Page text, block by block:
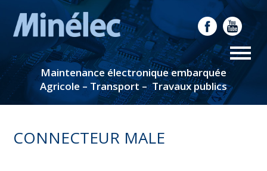
Maintenance électronique embarquée
Agricole – Transport – Travaux publics
CONNECTEUR MALE